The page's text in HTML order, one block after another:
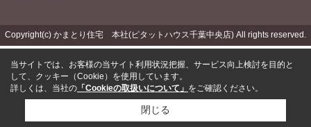
Copyright(c) かまとり住宅 本社(ピタットハウス千葉中央店) All rights reserved.
当サイトでは、お客様の当サイト利用状況把握、サービス向上検討を目的と
して、クッキー（Cookie）を使用しています。
詳しくは、当社の 「Cookieの取扱いについて」 をご確認ください。
閉じる